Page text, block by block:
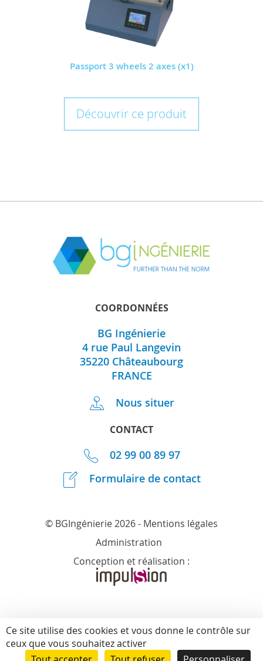
Passport 3 wheels 2 axes (x1)
Découvrir ce produit
COORDONNÉES
BG Ingénierie
4 rue Paul Langevin
35220 Châteaubourg
FRANCE
Nous situer
CONTACT
02 99 00 89 97
Formulaire de contact
© BGIngénierie 2026 - Mentions légales
Administration
Conception et réalisation :
Ce site utilise des cookies et vous donne le contrôle sur
ceux que vous souhaitez activer